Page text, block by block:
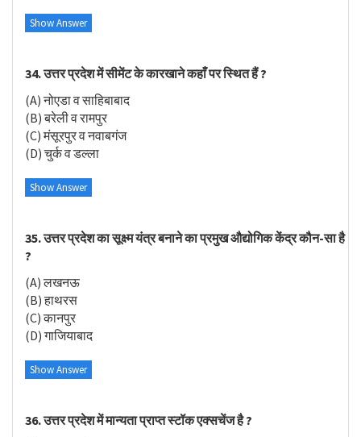
Show Answer
34. उत्तर प्रदेश में सीमेंट के कारखाने कहाँ पर स्थित हैं ?
(A) नोएडा व साहिबाबाद
(B) बरेली व रामपुर
(C) मंसूरपुर व नवाबगंज
(D) चुर्क व डल्ला
Show Answer
35. उत्तर प्रदेश का सूक्ष्म यंत्र बनाने का प्रमुख औद्योगिक केंद्र कौन-सा है
?
(A) लखनऊ
(B) हाथरस
(C) कानपुर
(D) गाजियाबाद
Show Answer
36. उत्तर प्रदेश में मान्यता प्राप्त स्टॉक एक्सचेंज है ?